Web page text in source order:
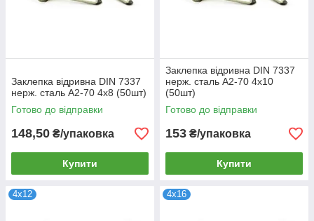
Заклепка відривна DIN 7337
нерж. сталь А2-70 4х8 (50шт)
Готово до відправки
148,50 ₴/упаковка
Купити
Заклепка відривна DIN 7337
нерж. сталь А2-70 4х10
(50шт)
Готово до відправки
153 ₴/упаковка
Купити
4х12 4х16